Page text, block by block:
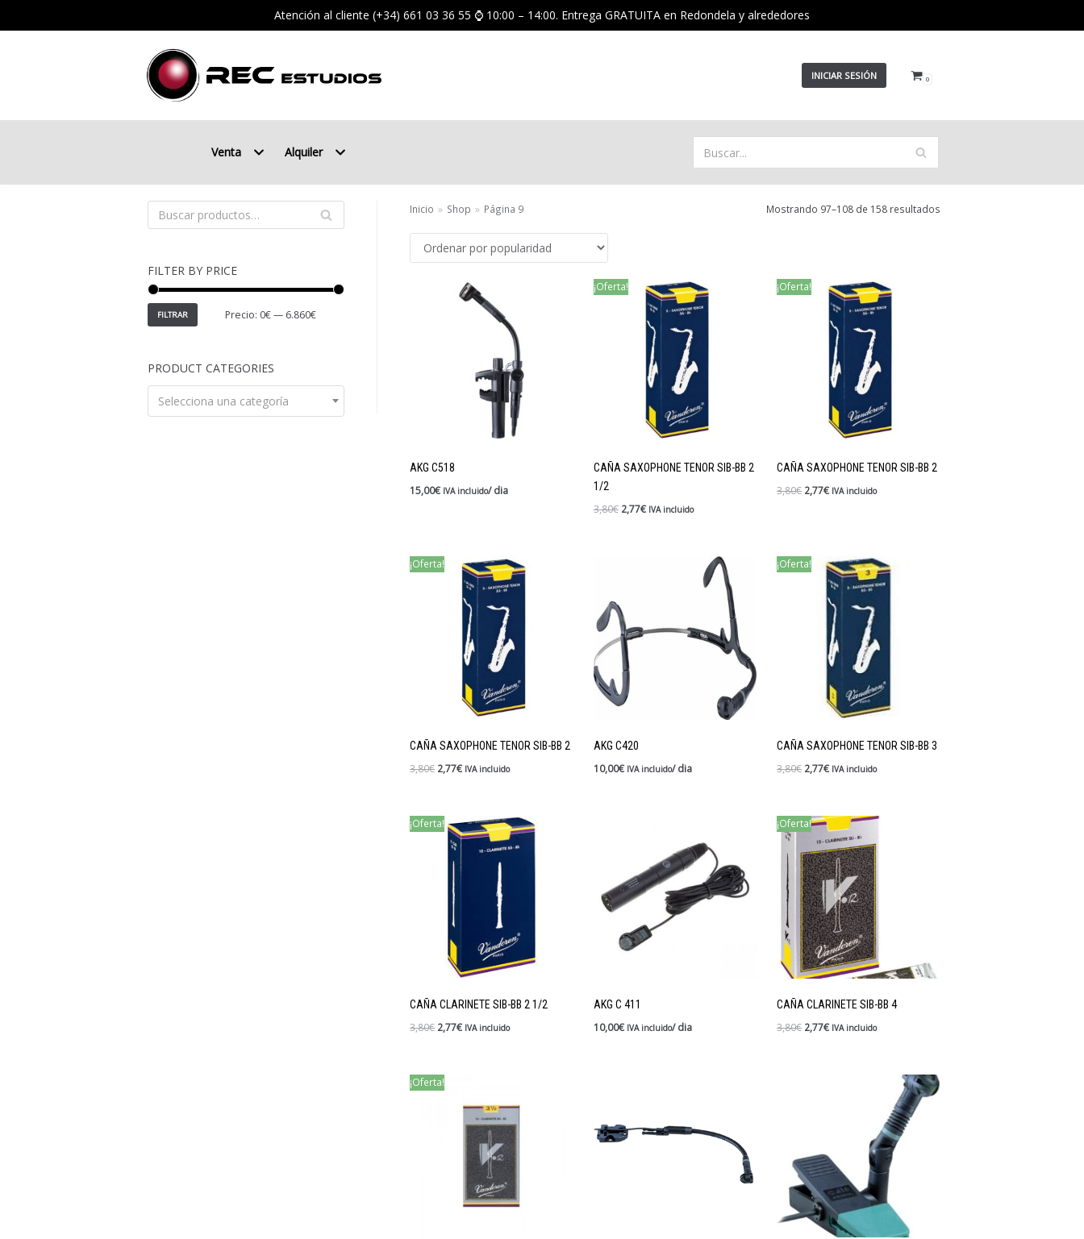
al
Atención al cliente (+34) 661 03 36 55 ⌚ 10:00 – 14:00. Entrega GRATUITA en Redondela y alrededores
INICIAR SESIÓN 0
Venta Alquiler
FILTER BY PRICE
FILTRAR Precio: 0€— 6.860€
PRODUCT CATEGORIES
Selecciona una categoría
Inicio » Shop » Página 9 Mostrando 97–108 de 158 resultados
AKG C518
15,00€ IVA incluido/ dia
¡Oferta!
CAÑA SAXOPHONE TENOR SIB-BB 2
1/2
3,80€ 2,77€ IVA incluido
¡Oferta!
CAÑA SAXOPHONE TENOR SIB-BB 2
3,80€ 2,77€ IVA incluido
¡Oferta!
CAÑA SAXOPHONE TENOR SIB-BB 2
3,80€ 2,77€ IVA incluido
AKG C420
10,00€ IVA incluido/ dia
¡Oferta!
CAÑA SAXOPHONE TENOR SIB-BB 3
3,80€ 2,77€ IVA incluido
¡Oferta!
CAÑA CLARINETE SIB-BB 2 1/2
3,80€ 2,77€ IVA incluido
AKG C 411
10,00€ IVA incluido/ dia
¡Oferta!
CAÑA CLARINETE SIB-BB 4
3,80€ 2,77€ IVA incluido
¡Oferta!